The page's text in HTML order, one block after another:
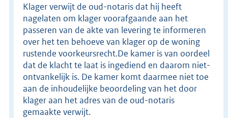
Klager verwijt de oud-notaris dat hij heeft
nagelaten om klager voorafgaande aan het
passeren van de akte van levering te informeren
over het ten behoeve van klager op de woning
rustende voorkeursrecht.De kamer is van oordeel
dat de klacht te laat is ingediend en daarom niet-
ontvankelijk is. De kamer komt daarmee niet toe
aan de inhoudelijke beoordeling van het door
klager aan het adres van de oud-notaris
gemaakte verwijt.